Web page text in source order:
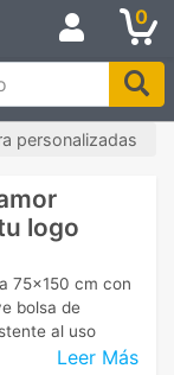
0
personalizadas
logo
Leer Más
75x150 cm con
bolsa de
al uso